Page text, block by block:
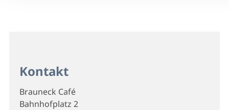
Kontakt
Brauneck Café
Bahnhofplatz 2